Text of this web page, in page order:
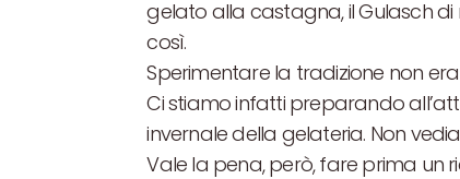
gelato alla castagna, il Gulasch
così.
Sperimentare la tradizione non
Ci stiamo infatti preparando
invernale della gelateria. Non
Vale la pena, però, fare prima un